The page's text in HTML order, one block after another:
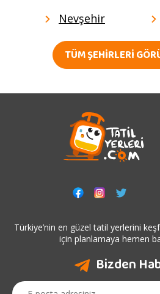
Nevşehir
TÜM ŞEHIRLERI
Türkiye’nin en güzel tatil yerlerini
için planlamaya hemen
Bizden